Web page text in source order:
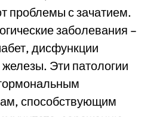
проблемы с зачатием.
заболевания –
дисфункции
Эти патологии
способствующим